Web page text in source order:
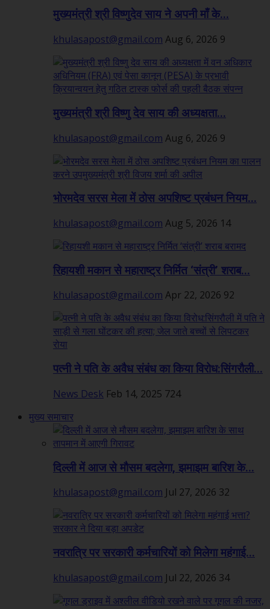
मुख्यमंत्री श्री विष्णुदेव साय ने अपनी माँ के...
khulasapost@gmail.com Aug 6, 2026 9
मुख्यमंत्री श्री विष्णु देव साय की अध्यक्षता...
khulasapost@gmail.com Aug 6, 2026 9
भोरमदेव सरस मेला में ठोस अपशिष्ट प्रबंधन नियम...
khulasapost@gmail.com Aug 5, 2026 14
रिहायशी मकान से महाराष्ट्र निर्मित ‘संत्री’ शराब...
khulasapost@gmail.com Apr 22, 2026 92
पत्नी ने पति के अवैध संबंध का किया विरोध:सिंगरौली...
News Desk Feb 14, 2025 724
मुख्य समाचार
दिल्ली में आज से मौसम बदलेगा, झमाझम बारिश के...
khulasapost@gmail.com Jul 27, 2026 32
नवरात्रि पर सरकारी कर्मचारियों को मिलेगा महंगाई...
khulasapost@gmail.com Jul 22, 2026 34